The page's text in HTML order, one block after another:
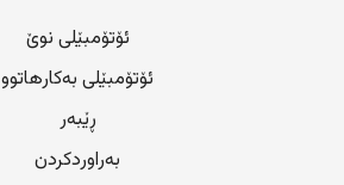
ئۆتۆمبێلی نوێ
ئۆتۆمبێلی بەکارهاتوو
ڕێبەر
بەراوردکردن